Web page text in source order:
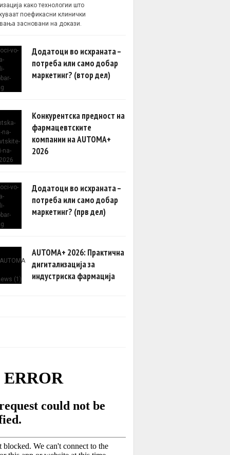
како технологии што
поефикасни клинички
засновани на докази.
Додатоци во исхраната –
потреба или само добар
маркетинг? (втор дел)
Конкурентска предност на
фармацевтските
компании на AUTOMA+
2026
Додатоци во исхраната –
потреба или само добар
маркетинг? (прв дел)
AUTOMA+ 2026: Практична
дигитализација за
индустриска фармација